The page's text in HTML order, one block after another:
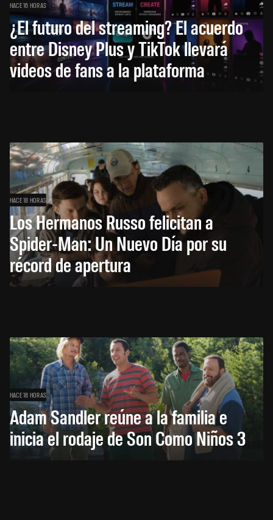
HACE 16 HORAS
¿El futuro del streaming? El acuerdo
entre Disney Plus y TikTok llevará
videos de fans a la plataforma
HACE 18 HORAS
Los Hermanos Russo felicitan a
Spider-Man: Un Nuevo Día por su
récord de apertura
HACE 18 HORAS
Adam Sandler reúne a la familia e
inicia el rodaje de Son Como Niños 3